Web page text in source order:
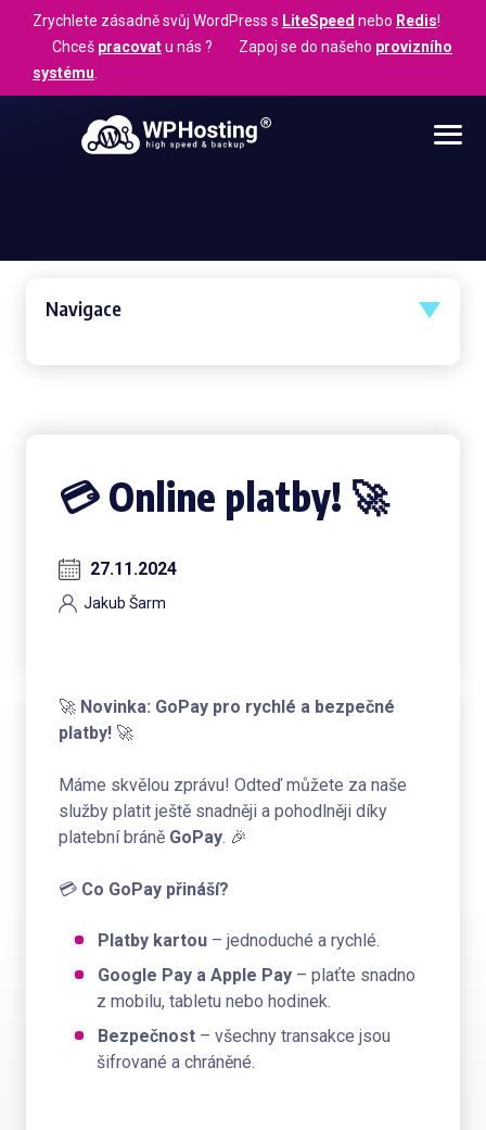
Zrychlete zásadně svůj WordPress s LiteSpeed nebo Redis!
Chceš pracovatu nás ? Zapoj se do našeho provizního
systému
Navigace
💳 Online platby! 🚀
27.11.2024
Jakub Šarm
🚀 Novinka: GoPay pro rychlé a bezpečné
platby! 🚀
Máme skvělou zprávu! Odteď můžete za naše
služby platit ještě snadněji a pohodlněji díky
platební bráně GoPay. 🎉
💳 Co GoPay přináší?
Platby kartou – jednoduché a rychlé.
Google Pay a Apple Pay – plaťte snadno
z mobilu, tabletu nebo hodinek.
Bezpečnost – všechny transakce jsou
šifrované a chráněné.